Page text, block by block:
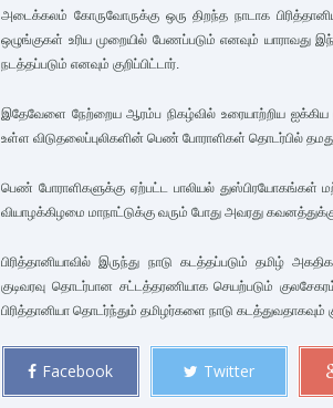
அடைக்கலம் கோருவோருக்கு ஒரு திறந்த நாடாக
ஒழுங்குகள் உரிய முறையில் பேணப்படும் எனவும்
நடத்தப்படும் எனவும் குறிப்பிட்டார்.
இதேவேளை நேற்றைய ஆரம்ப நிகழ்வில் உரையாற்றிய ஐக்கிய
உள்ள விடுதலைப்புலிகளின் பெண் போராளிகள் தொடர்பில்
பெண் போராளிகளுக்கு ஏற்பட்ட பாலியல்
வியாழக்கிழமை மாநாட்டுக்கு வரும் போது அவரது
பிரித்தானியாவில் இருந்து நாடு கடத்தப்படும் தமிழ்
குடிவரவு தொடர்பான சட்டத்தரணியாக செயற்படும்
பிரித்தானியா தொடர்ந்தும் தமிழர்களை நாடு கடத்துவதாகவும்
Facebook Twitter